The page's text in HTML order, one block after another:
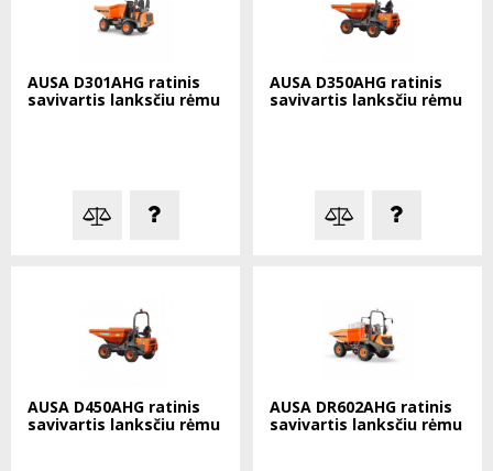
AUSA D301AHG ratinis
savivartis lanksčiu rėmu
AUSA D350AHG ratinis
savivartis lanksčiu rėmu
AUSA D450AHG ratinis
savivartis lanksčiu rėmu
AUSA DR602AHG ratinis
savivartis lanksčiu rėmu